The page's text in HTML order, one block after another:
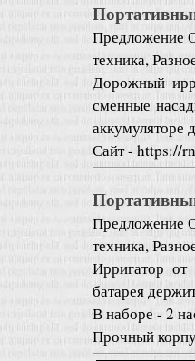
Предложение
техника,
Дорожный
сменные
аккумуляторе
Сайт - https://
Предложение
техника,
Ирригатор
батарея
В наборе - 2
Прочный